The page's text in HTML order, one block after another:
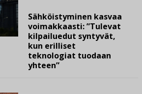
Sähköistyminen kasvaa
voimakkaasti: ”Tulevat
kilpailuedut syntyvät,
kun erilliset
teknologiat tuodaan
yhteen”